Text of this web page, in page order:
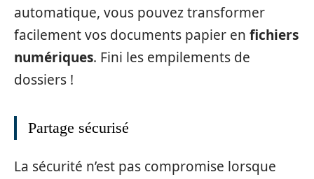
automatique, vous pouvez transformer
facilement vos documents papier en fichiers
numériques. Fini les empilements de
dossiers !
Partage sécurisé
La sécurité n’est pas compromise lorsque